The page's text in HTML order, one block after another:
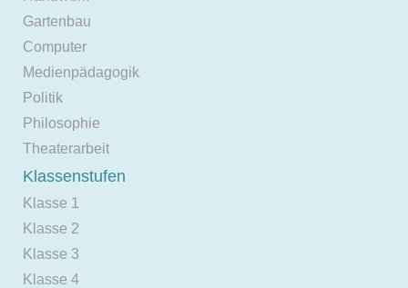
Gartenbau
Computer
Medienpädagogik
Politik
Philosophie
Theaterarbeit
Klassenstufen
Klasse 1
Klasse 2
Klasse 3
Klasse 4